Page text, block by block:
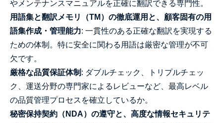
やメンテナンスマニュアルを正確に翻訳できる専門性。
用語集と翻訳メモリ（TM）の徹底運用と、顧客固有の用
語集作成・管理能力: 一貫性のある正確な翻訳を実現する
ための体制。特に安全に関わる用語は厳密な管理が不可
欠です。
厳格な品質保証体制 : ダブルチェック、トリプルチェッ
ク、運送分野の専門家によるレビューなど、最高レベル
の品質管理プロセスを確立しているか。
秘密保持契約（NDA）の遵守と、高度な情報セキュリテ